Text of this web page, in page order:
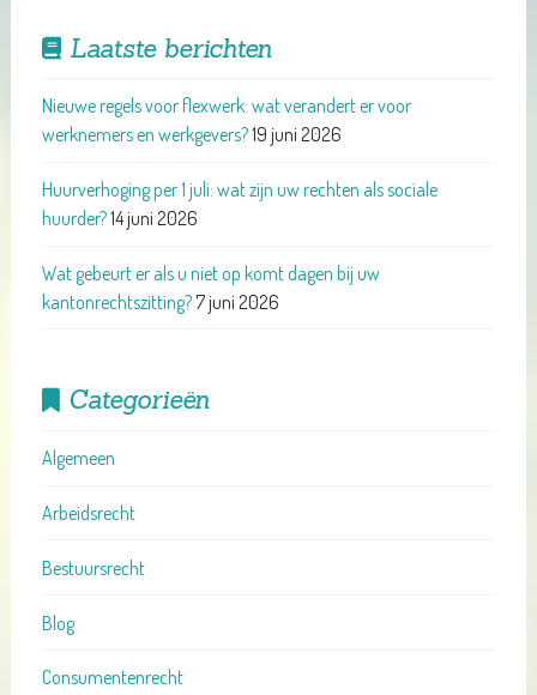
Laatste berichten
Nieuwe regels voor flexwerk: wat verandert er voor
werknemers en werkgevers?19 juni 2026
Huurverhoging per 1 juli: wat zijn uw rechten als sociale
huurder?14 juni 2026
Wat gebeurt er als u niet op komt dagen bij uw
kantonrechtszitting?7 juni 2026
Categorieën
Algemeen
Arbeidsrecht
Bestuursrecht
Blog
Consumentenrecht